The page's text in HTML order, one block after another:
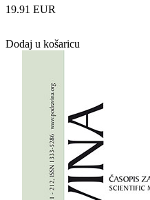
19.91 EUR
Dodaj u košaricu